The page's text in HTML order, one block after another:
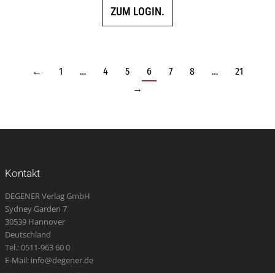
ZUM LOGIN.
← 1 … 4 5 6 7 8 …
21
→
Kontakt
DEGENER Verlag GmbH
Sydney Garden 7
30539 Hannover
Deutschland
Tel.: 0511-963 60 0
E-Mail: info@degener.de